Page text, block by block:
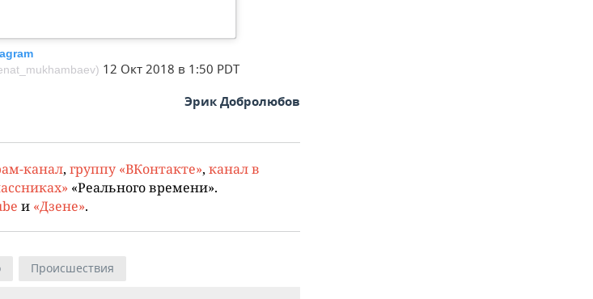
12 Окт 2018 в 1:50 PDT
Эрик Добролюбов
канал, группу «ВКонтакте», канал в
«Реального времени».
и «Дзене».
Происшествия